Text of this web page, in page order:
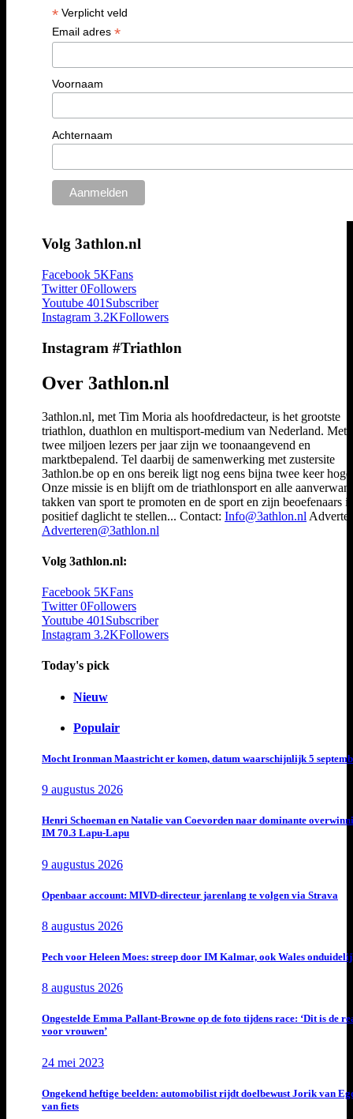
*Verplicht veld
Email adres *
Voornaam
Achternaam
Volg 3athlon.nl
Facebook 5KFans
Twitter 0Followers
Youtube 401 Subscriber
Instagram 3.2KFollowers
Instagram #Triathlon
Over 3athlon.nl
3athlon.nl, met Tim Moria als hoofdredacteur, is het grootste
triathlon, duathlon en multisport-medium van Nederland. Met
twee miljoen lezers per jaar zijn we toonaangevend en
marktbepalend. Tel daarbij de samenwerking met zustersite
3athlon.be op en ons bereik ligt nog eens bijna twee keer
Onze missie is en blijft om de triathlonsport en alle
takken van sport te promoten en de sport en zijn beoefenaars
positief daglicht te stellen... Contact: Info@3athlon.nl
Adverteren@3athlon.nl
Volg 3athlon.nl:
Facebook 5KFans
Twitter 0Followers
Youtube 401 Subscriber
Instagram 3.2KFollowers
Today's pick
Nieuw
Populair
Mocht Ironman Maastricht er komen, datum waarschijnlijk 5
9 augustus 2026
Henri Schoeman en Natalie van Coevorden naar dominante
IM 70.3 Lapu-Lapu
9 augustus 2026
Openbaar account: MIVD-directeur jarenlang te volgen via Strava
8 augustus 2026
Pech voor Heleen Moes: streep door IM Kalmar, ook Wales
8 augustus 2026
Ongestelde Emma Pallant-Browne op de foto tijdens race: ‘Dit is de
voor vrouwen’
24 mei 2023
Ongekend heftige beelden: automobilist rijdt doelbewust Jorik van
van fiets